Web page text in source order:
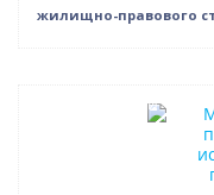
жилищно-правового
Нет в наличии